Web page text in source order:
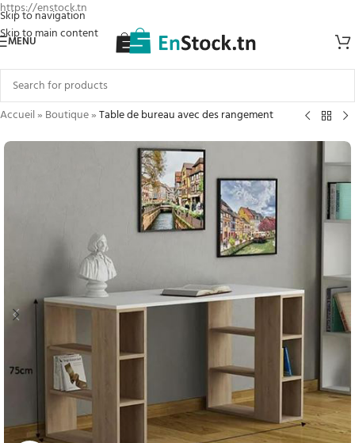
https://enstock.tn
Skip to navigation
Skip to main content
MENU
Accueil» Boutique»Table de bureau avec des rangement